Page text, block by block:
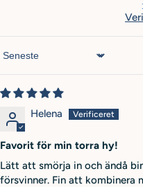
Sort by
Helena
Favorit för min torra hy!
Lätt att smörja in och ändå
försvinner. Fin att kombinera